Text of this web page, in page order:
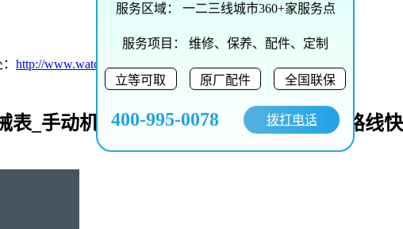
http://www.watchwxby.cn/43619.html
_手动机械表等名表维修保养地址电话路线快
服务区域： 一二三线城市360+家服务点
服务项目： 维修、保养、配件、定制
立等可取 原厂配件 全国联保
400-995-0078 拨打电话